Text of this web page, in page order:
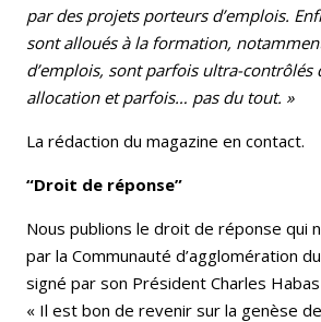
par des projets porteurs d’emplois.
sont alloués à la formation,
d’emplois, sont parfois ultra-contrôlés
allocation et parfois… pas du tout. »
La rédaction du magazine en contact.
“Droit de réponse”
Nous publions le droit de réponse qui
par la Communauté d’agglomération
signé par son Président Charles
« Il est bon de revenir sur la genèse